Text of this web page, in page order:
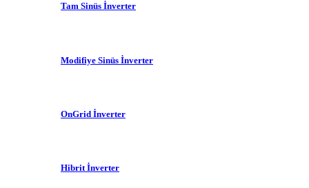
Tam Sinüs İnverter
Modifiye Sinüs İnverter
OnGrid İnverter
Hibrit İnverter